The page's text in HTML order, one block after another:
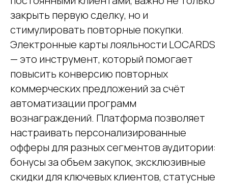
закрыть первую сделку, но и
стимулировать повторные покупки.
Электронные карты лояльности LOCARDS
— это инструмент, который помогает
повысить конверсию повторных
коммерческих предложений за счёт
автоматизации программ
вознаграждений. Платформа позволяет
настраивать персонализированные
офферы для разных сегментов аудитории:
бонусы за объем закупок, эксклюзивные
скидки для ключевых клиентов, статусные